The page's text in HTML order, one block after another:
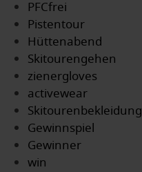
PFCfrei
Pistentour
Hüttenabend
Skitourengehen
zienergloves
activewear
Skitourenbekleidung
Gewinnspiel
Gewinner
win